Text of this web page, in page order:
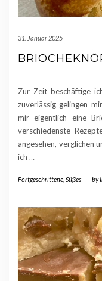
31. Januar 2025
Zur Zeit beschäftige
zuverlässig gelingen
mir eigentlich eine
verschiedenste
angesehen, verglichen
ich …
Fortgeschrittene Süßes - by